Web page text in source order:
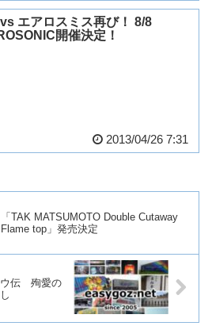
vs エアロスミス再び！ 8/8
開催決定！
2013/04/26 7:31
「TAK MATSUMOTO Double Cutaway
Flame top」発売決定
伝 殉愛の